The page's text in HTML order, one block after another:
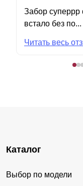
Забор суперрр
встало без по...
Читать весь
Каталог
Выбор по модели